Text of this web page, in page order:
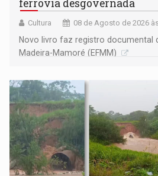
ferrovia desgovernada
Cultura 08 de Agosto de 2026
Novo livro faz registro documental
Madeira-Mamoré (EFMM)